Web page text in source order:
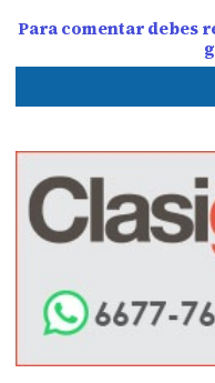
Para comentar debes